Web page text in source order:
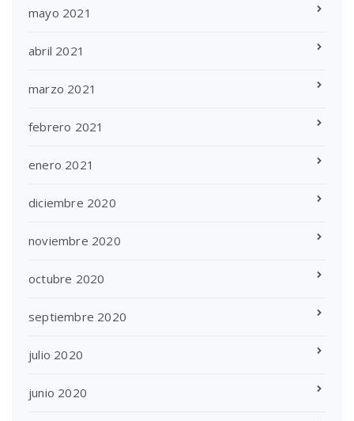
mayo 2021
abril 2021
marzo 2021
febrero 2021
enero 2021
diciembre 2020
noviembre 2020
octubre 2020
septiembre 2020
julio 2020
junio 2020